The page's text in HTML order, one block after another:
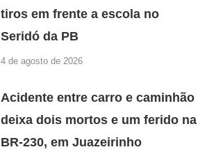
tiros em frente a escola no
Seridó da PB
4 de agosto de 2026
Acidente entre carro e caminhão
deixa dois mortos e um ferido na
BR-230, em Juazeirinho